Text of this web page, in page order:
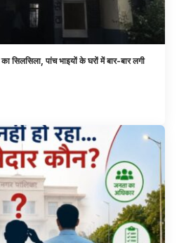
सिलसिला, पांच भाइयों के घरों में बार-बार लगी